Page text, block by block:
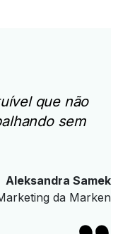
que não
sem
Aleksandra Samek
da Marken